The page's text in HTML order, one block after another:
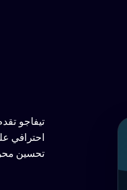
تيفاجو
احترافي
تحسين